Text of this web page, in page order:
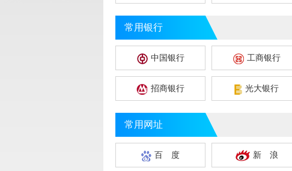
常用银行
中国银行 工商银行
招商银行 光大银行
常用网址
百 度 新 浪